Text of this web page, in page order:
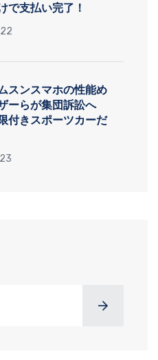
で支払い完了！
スンスマホの性能め
ーらが集団訴訟へ
付きスポーツカーだ